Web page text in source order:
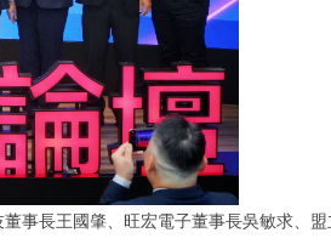
事長王國肇、旺宏電子董事長吳敏求、